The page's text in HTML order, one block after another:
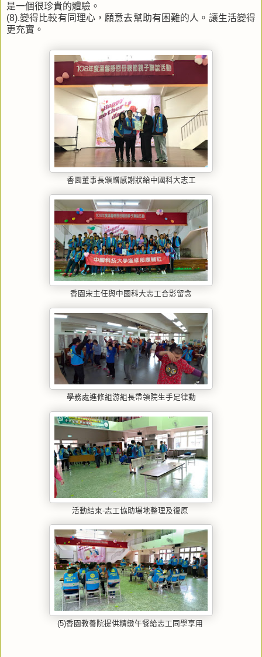
是一個很珍貴的體驗。
(8).變得比較有同理心，願意去幫助有困難的人。讓生活變得
更充實。
香園董事長頒贈感謝狀給中國科大志工
香園宋主任與中國科大志工合影留念
學務處進修組游組長帶領院生手足律動
活動結束-志工協助場地整理及復原
(5)香園教養院提供精緻午餐給志工同學享用